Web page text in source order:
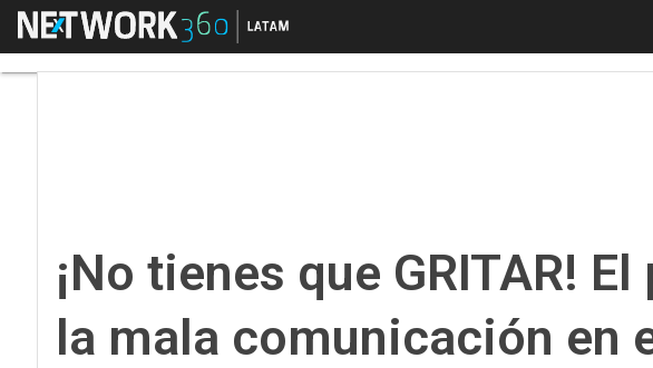
Menú ¡No tienes que GRITAR! El problema
¡No tienes que GRITAR!
la mala comunicación en